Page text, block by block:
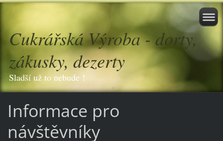
Cukrářská Výroba - dorty,
zákusky, dezerty
Sladší už to nebude !
Informace pro
návštěvníky